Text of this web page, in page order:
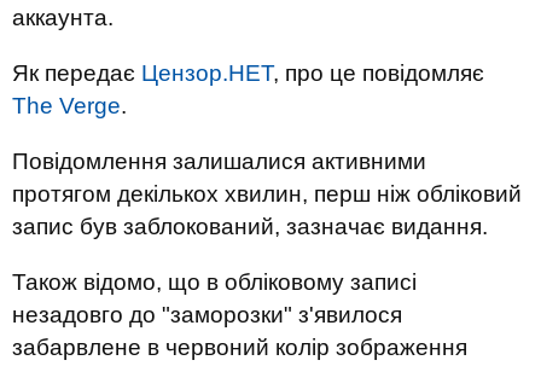
аккаунта.
Як передає Цензор.НЕТ, про це повідомляє
The Verge.
Повідомлення залишалися активними
протягом декількох хвилин, перш ніж обліковий
запис був заблокований, зазначає видання.
Також відомо, що в обліковому записі
незадовго до "заморозки" з'явилося
забарвлене в червоний колір зображення